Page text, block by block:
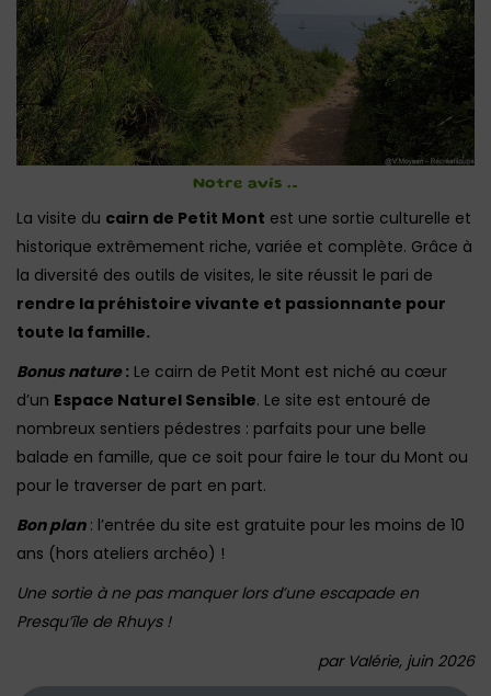
Notre avis …
La visite du cairn de Petit Mont est une sortie culturelle et
historique extrêmement riche, variée et complète. Grâce à
la diversité des outils de visites, le site réussit le pari de
rendre la préhistoire vivante et passionnante pour
toute la famille.
Bonus nature: Le cairn de Petit Mont est niché au cœur
d’un Espace Naturel Sensible. Le site est entouré de
nombreux sentiers pédestres : parfaits pour une belle
balade en famille, que ce soit pour faire le tour du Mont ou
pour le traverser de part en part.
Bon plan: l’entrée du site est gratuite pour les moins de 10
ans (hors ateliers archéo) !
Une sortie à ne pas manquer lors d’une escapade en
Presqu’île de Rhuys !
par Valérie, juin 2026